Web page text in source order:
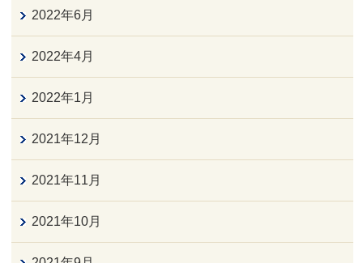
2022年6月
2022年4月
2022年1月
2021年12月
2021年11月
2021年10月